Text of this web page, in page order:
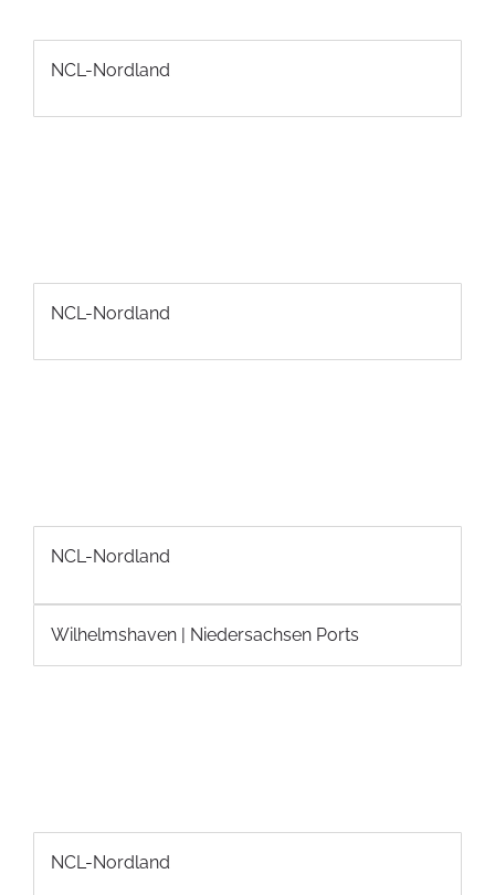
NCL-Nordland
NCL-Nordland
NCL-Nordland
Wilhelmshaven | Niedersachsen Ports
NCL-Nordland